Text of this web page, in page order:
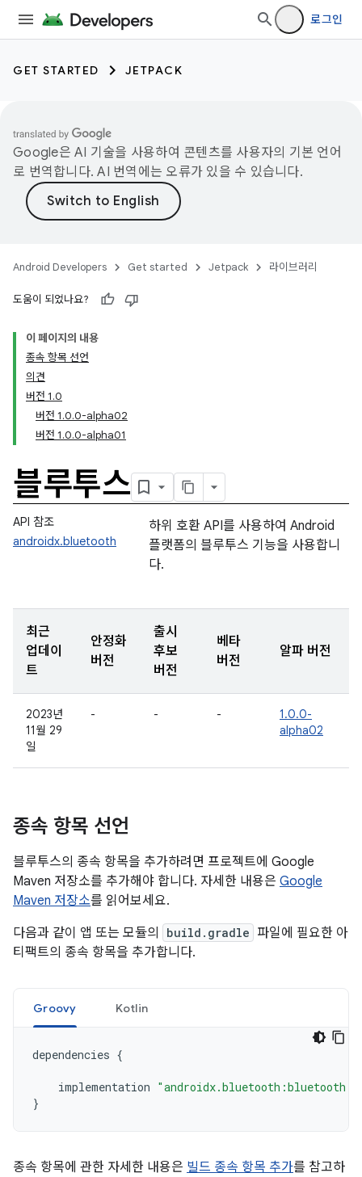
로그인
GET STARTED JETPACK
Google은 AI 기술을 사용하여 콘텐츠를 사용자의 기본 언어
로 번역합니다. AI 번역에는 오류가 있을 수 있습니다.
Android Developers Get started Jetpack 라이브러리
도움이 되었나요?
이 페이지의 내용
종속 항목 선언
의견
버전 1.0
버전 1.0.0-alpha02
버전 1.0.0-alpha01
블루투스
API 참조
androidx.bluetooth
하위 호환 API를 사용하여 Android
플랫폼의 블루투스 기능을 사용합니
다.
최근
업데이
트
안정화
버전
출시
후보
버전
베타
버전
알파 버전
2023년
11월 29
일
- - -
1.0.0-
alpha02
종속 항목 선언
블루투스의 종속 항목을 추가하려면 프로젝트에 Google
Maven 저장소를 추가해야 합니다. 자세한 내용은 Google
Maven 저장소를 읽어보세요.
다음과 같이 앱 또는 모듈의
build.gradle 파일에 필요한 아
티팩트의 종속 항목을 추가합니다.
Groovy Kotlin
dependencies {
implementation
}
종속 항목에 관한 자세한 내용은 빌드 종속 항목 추가를 참고하